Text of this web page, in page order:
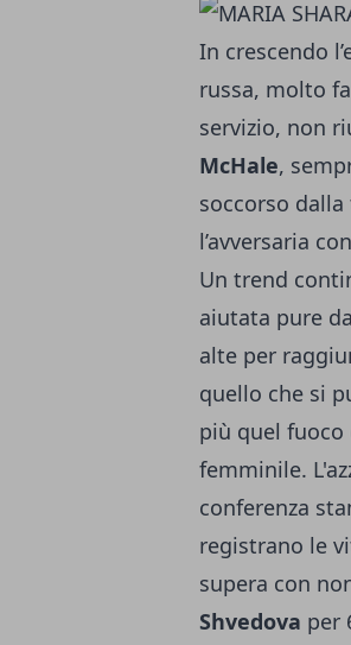
In crescendo
russa, molto
servizio, non
McHale,
soccorso
l’avversaria
Un trend
aiutata pure
alte per
quello che si
più quel fuoco
femminile.
conferenza
registrano le
supera con
Shvedova per